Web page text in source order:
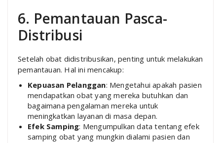
6. Pemantauan Pasca-
Distribusi
Setelah obat didistribusikan, penting untuk melakukan
pemantauan. Hal ini mencakup:
Kepuasan Pelanggan: Mengetahui apakah pasien
mendapatkan obat yang mereka butuhkan dan
bagaimana pengalaman mereka untuk
meningkatkan layanan di masa depan.
Efek Samping: Mengumpulkan data tentang efek
samping obat yang mungkin dialami pasien dan